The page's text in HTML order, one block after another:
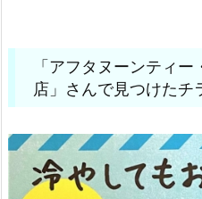
「アフタヌーンティ
店」さんで見つけたチ